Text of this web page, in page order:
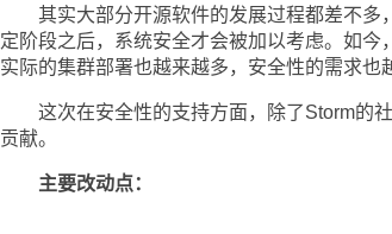
其实大部分开源软件的发展过程都差不多
定阶段之后，系统安全才会被加以考虑。如
实际的集群部署也越来越多，安全性的需求也
这次在安全性的支持方面，除了Storm的社
贡献。
主要改动点：